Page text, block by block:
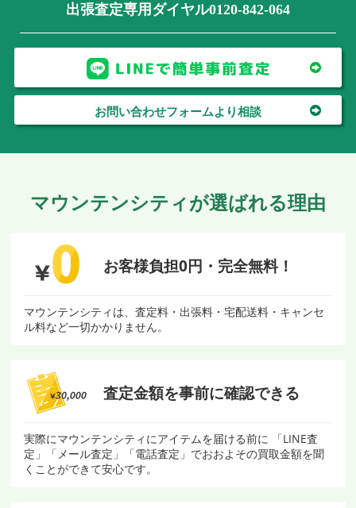
出張査定専用ダイヤル0120-842-064
お問い合わせフォームより相談
マウンテンシティが選ばれる理由
お客様負担0円・ 完全無料！
マウンテンシティは、査定料・出張料・宅配送料・キャンセ
ル料など一切かかりません。
査定金額を事前に確認できる
実際にマウンテンシティにアイテムを届ける前に 「LINE査
定」「メール査定」「電話査定」でおおよその買取金額を聞
くことができて安心です。